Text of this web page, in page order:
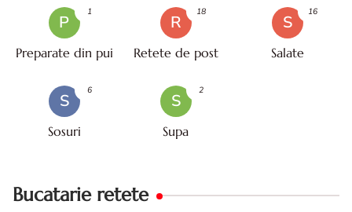
P
Preparate din pui
1
R
Retete de post
18
S
Salate
16
S
Sosuri
6
S
Supa
2
Bucatarie retete